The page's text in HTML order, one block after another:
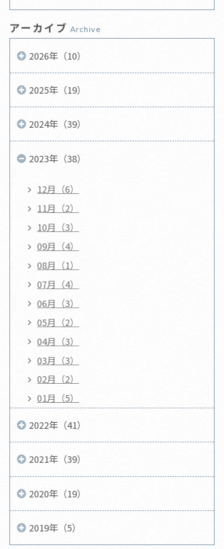
アーカイブ Archive
2026年（10）
2025年（19）
2024年（39）
2023年（38）
12月（6）
11月（2）
10月（3）
09月（4）
08月（1）
07月（4）
06月（3）
05月（2）
04月（3）
03月（3）
02月（2）
01月（5）
2022年（41）
2021年（39）
2020年（19）
2019年（5）